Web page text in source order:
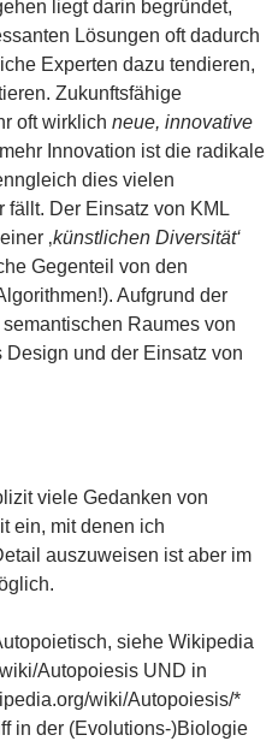
liegt darin begründet,
Lösungen oft dadurch
Experten dazu tendieren,
Zukunftsfähige
oft wirklich neue, innovative
Innovation ist die radikale
dies vielen
fällt. Der Einsatz von KML
‚künstlichen Diversität‘
Gegenteil von den
Aufgrund der
Raumes von
und der Einsatz von
viele Gedanken von
ein, mit denen ich
auszuweisen ist aber im
siehe Wikipedia
Autopoiesis UND in
wiki/Autopoiesis/*
in der (Evolutions-)Biologie